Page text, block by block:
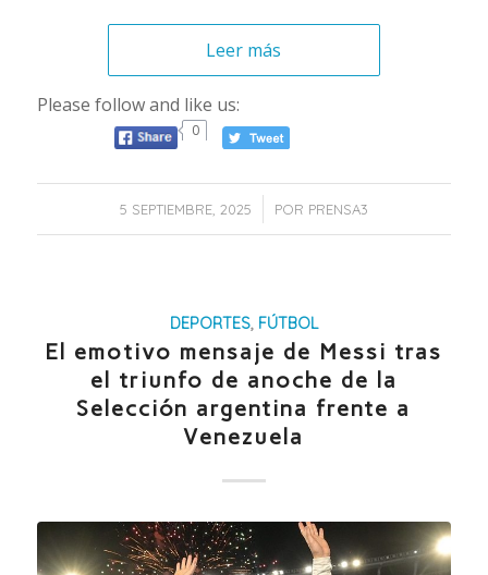
Leer más
Please follow and like us:
0
5 SEPTIEMBRE, 2025
/ POR PRENSA3
DEPORTES, FÚTBOL
El emotivo mensaje de Messi tras
el triunfo de anoche de la
Selección argentina frente a
Venezuela